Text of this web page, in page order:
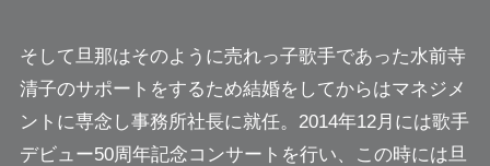
そして旦那はそのように売れっ子歌手であった水前寺
清子のサポートをするため結婚をしてからはマネジメ
ントに専念し事務所社長に就任。 2014年12月には歌手
デビュー50周年記念コンサートを行い、この時には旦